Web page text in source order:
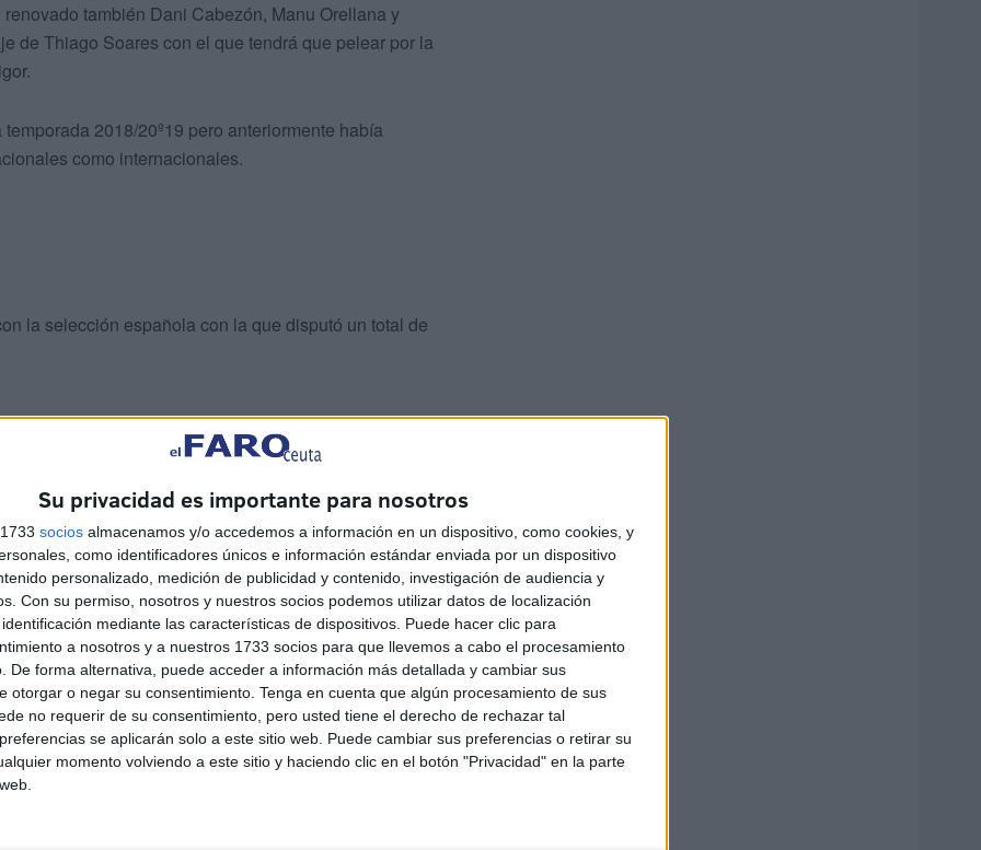
Su privacidad es importante para nosotros
socios almacenamos y/o accedemos a información en un dispositivo, como cookies, y
como identificadores únicos e información estándar enviada por un dispositivo
personalizado, medición de publicidad y contenido, investigación de audiencia y
Con su permiso, nosotros y nuestros socios podemos utilizar datos de localización
mediante las características de dispositivos. Puede hacer clic para
a nosotros y a nuestros 1733 socios para que llevemos a cabo el procesamiento
De forma alternativa, puede acceder a información más detallada y cambiar sus
otorgar o negar su consentimiento. Tenga en cuenta que algún procesamiento de sus
no requerir de su consentimiento, pero usted tiene el derecho de rechazar tal
se aplicarán solo a este sitio web. Puede cambiar sus preferencias o retirar su
momento volviendo a este sitio y haciendo clic en el botón "Privacidad" en la parte
también Dani Cabezón, Manu Orellana y
de Thiago Soares con el que tendrá que pelear por la
2018/20º19 pero anteriormente había
como internacionales.
la selección española con la que disputó un total de
y 70 kilógramos de peso y comenzó su andadura
donde permaneció desde la temporada 2002 hasta la
llegar a las filas de la UA Ceutí, donde parece
pista, prueba de ello es el campus que realizará
lo llevará a cabo junto a Dani Cabezón desde el